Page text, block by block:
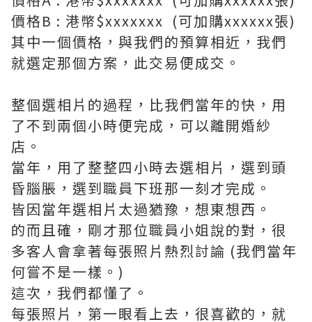
價格B : 港幣$xxxxxxx (可加購xxxxxx張)
其中一個價格，與我們的預算相近，我們
就選定那個方案，此交易便成交。
整個選相片的過程，比我們當年的快，用
了不到兩個小時便完成，可以離開婚紗
店。
當年，用了整整四小時去選相片，選到頭
昏腦脹，選到職員下班那一刻才完成。
皆因當年選相片太過猶豫，想東想西。
的而且確，剛才那位職員小姐說的對，很
多客人會拿著每張照片熱烈討論 (我們當年
何嘗不是一樣。)
這次，我們都懂了。
每張照片，第一眼看上去，很喜歡的，就